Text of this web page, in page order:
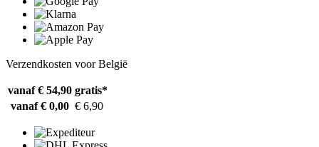
Verzendkosten voor België
vanaf € 54,90 gratis*
vanaf € 0,00 € 6,90